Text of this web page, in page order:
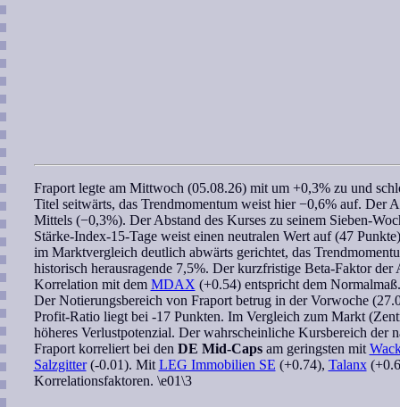
Fraportlegte am Mittwoch (05.08.26) mit um +0,3% zu und
Titel seitwärts, das Trendmomentumweist hier −0,6% auf. Der
Mittels (−0,3%). Der Abstand des Kurses zu seinem Sieben-
Stärke-Index-15-Tageweist einen neutralen Wert auf (47
im Marktvergleich deutlich abwärts gerichtet, das
historisch herausragende 7,5%. Der kurzfristige Beta-Faktorder
Korrelation mit dem MDAX (+0.54) entspricht dem Normalmaß.
Der Notierungsbereich von Fraportbetrug in der Vorwoche
Profit-Ratioliegt bei -17 Punkten. Im Vergleich zum Markt
höheres Verlustpotenzial. Derwahrscheinliche Kursbereich der
Fraport korreliertbei den DE Mid-Capsam geringsten mit
Salzgitter(-0.01). Mit LEG Immobilien SE (+0.74), Talanx
Korrelationsfaktoren. \e01\3